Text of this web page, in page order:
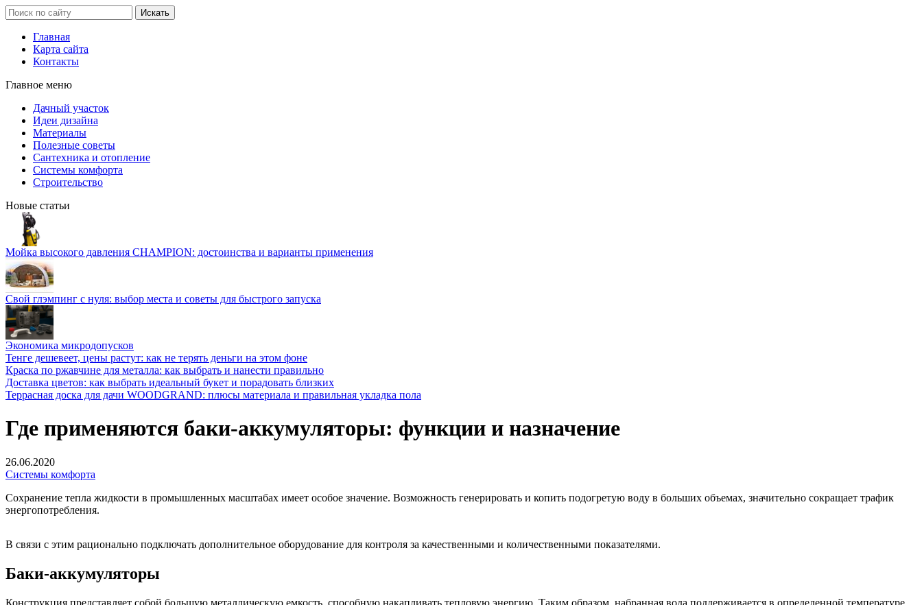
Главная
Карта сайта
Контакты
Главное меню
Дачный участок
Идеи дизайна
Материалы
Полезные советы
Сантехника и отопление
Системы комфорта
Строительство
Новые статьи
Мойка высокого давления CHAMPION: достоинства и варианты применения
Свой глэмпинг с нуля: выбор места и советы для быстрого запуска
Экономика микродопусков
Тенге дешевеет, цены растут: как не терять деньги на этом фоне
Краска по ржавчине для металла: как выбрать и нанести правильно
Доставка цветов: как выбрать идеальный букет и порадовать близких
Террасная доска для дачи WOODGRAND: плюсы материала и правильная укладка пола
Где применяются баки-аккумуляторы: функции и назначение
26.06.2020
Системы комфорта
Сохранение тепла жидкости в промышленных масштабах имеет особое значение. Возможность генерировать и копить подогретую воду в больших объемах, значительно сокращает трафик
энергопотребления.
В связи с этим рационально подключать дополнительное оборудование для контроля за качественными и количественными показателями.
Баки-аккумуляторы
Конструкция представляет собой большую металлическую емкость, способную накапливать тепловую энергию. Таким образом, набранная вода поддерживается в определенной температуре,